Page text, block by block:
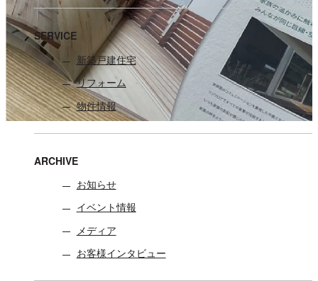
SERVICE
新築戸建住宅
リフォーム
物件情報
ARCHIVE
お知らせ
イベント情報
メディア
お客様インタビュー